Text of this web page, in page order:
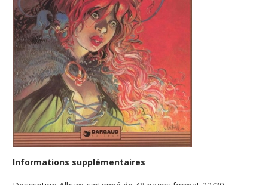
Informations supplémentaires